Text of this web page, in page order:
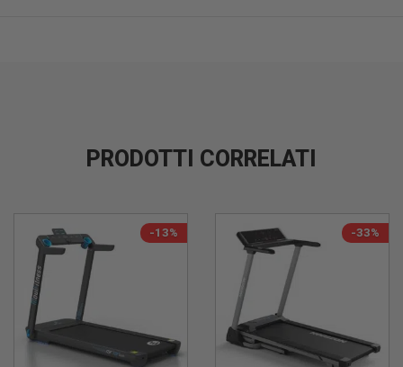
PRODOTTI CORRELATI
-13% -33%